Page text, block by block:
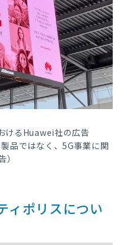
けるHuawei社の広告
品ではなく、5G事業に関
）
ィポリスについ